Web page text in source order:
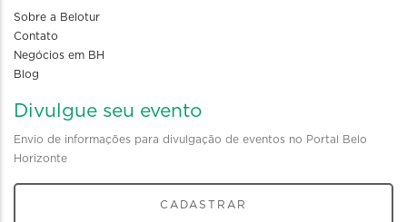
Sobre a Belotur
Contato
Negócios em BH
Blog
Divulgue seu evento
Envio de informações para divulgação de eventos no Portal Belo
Horizonte
CADASTRAR